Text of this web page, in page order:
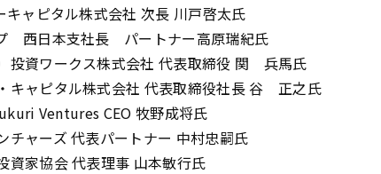
キャピタル株式会社 次長 川戸啓太氏
西日本支社長 パートナー高原瑞紀氏
投資ワークス株式会社 代表取締役 関 兵馬氏
キャピタル株式会社 代表取締役社長 谷 正之氏
Ventures CEO 牧野成将氏
チャーズ 代表パートナー 中村忠嗣氏
資家協会 代表理事 山本敏行氏